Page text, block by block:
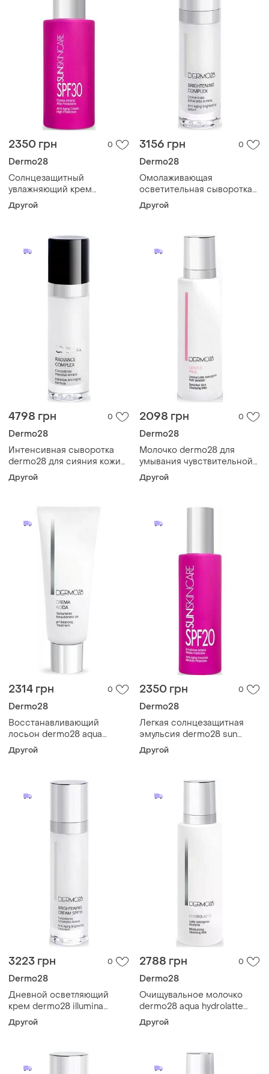
2350 грн 0
Dermo28
Солнцезащитный
увлажняющий крем
dermo28 sun skincare spf30
125 мл
Другой
3156 грн 0
Dermo28
Омолаживающая
осветительная сыворотка
dermo28 illumina brightening
complex 30 мл
Другой
4798 грн 0
Dermo28
Интенсивная сыворотка
dermo28 для сияния кожи
unica radiance complex 30
мл
Другой
2098 грн 0
Dermo28
Молочко dermo28 для
умывания чувствительной
кожи comfort gentle milk
200 мл
Другой
2314 грн 0
Dermo28
Восстанавливающий
лосьон dermo28 aqua
crema acida 75 мл
Другой
2350 грн 0
Dermo28
Легкая солнцезащитная
эмульсия dermo28 sun
skincare spf20 180 мл
Другой
3223 грн 0
Dermo28
Дневной осветляющий
крем dermo28 illumina
brightening cream spf15 50
мл
Другой
2788 грн 0
Dermo28
Очищувальное молочко
dermo28 aqua hydrolatte
200 мл
Другой